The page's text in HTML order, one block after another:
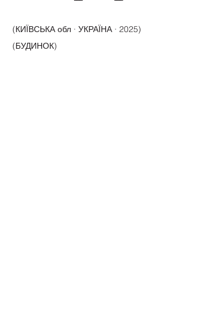
(КИЇВСЬКА обл · УКРАЇНА · 2025)
(БУДИНОК)